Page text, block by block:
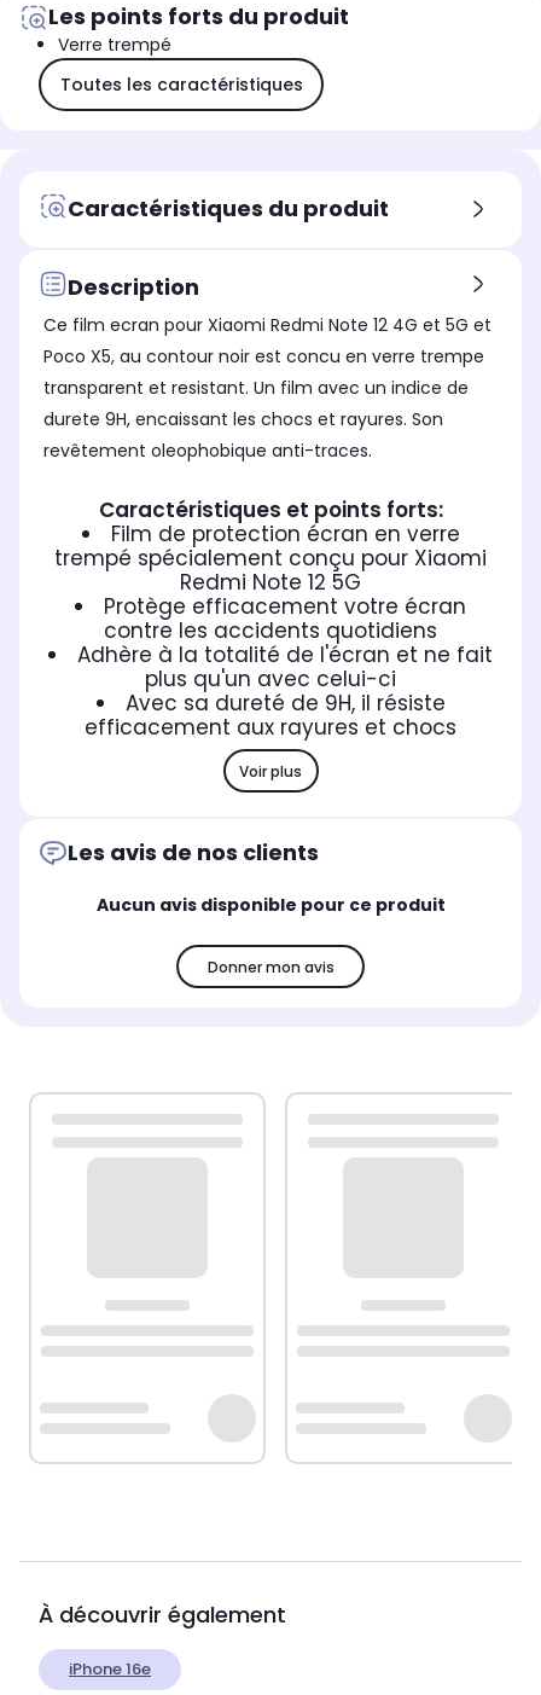
Les points forts du produit
Verre trempé
Toutes les caractéristiques
Caractéristiques du produit
Description
Ce film ecran pour Xiaomi Redmi Note 12 4G et 5G et
Poco X5, au contour noir est concu en verre trempe
transparent et resistant. Un film avec un indice de
durete 9H, encaissant les chocs et rayures. Son
revêtement oleophobique anti-traces.
Caractéristiques et points forts:
Film de protection écran en verre
trempé spécialement conçu pour Xiaomi
Redmi Note 12 5G
Protège efficacement votre écran
contre les accidents quotidiens
Adhère à la totalité de l'écran et ne fait
plus qu'un avec celui-ci
Avec sa dureté de 9H, il résiste
efficacement aux rayures et chocs
Voir plus
Les avis de nos clients
Aucun avis disponible pour ce produit
Donner mon avis
À découvrir également
iPhone 16e